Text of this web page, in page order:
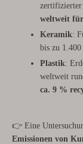
zertifizierter
weltweit
Keramik:
bis zu 1.400
Plastik:
weltweit
ca. 9 %
👉 Eine
Emissionen von